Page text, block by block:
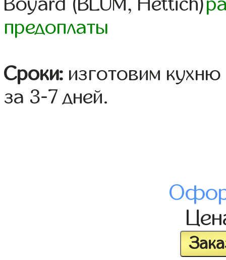
Boyard (BLUM, Hettich)
предоплаты
Сроки: изготовим
за 3-7 дней.